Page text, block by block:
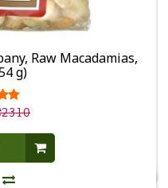
Raw Macadamias,
g)